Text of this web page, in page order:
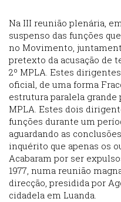
Na III reunião plenária,
suspenso das funções
no Movimento,
pretexto da acusação de
2º MPLA. Estes
oficial, de uma forma
estrutura paralela
MPLA. Estes dois
funções durante um
aguardando as
inquérito que apenas os
Acabaram por ser
1977, numa reunião
direcção, presidida por
cidadela em Luanda.